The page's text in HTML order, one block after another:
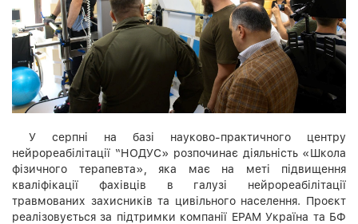
У серпні на базі науково-практичного центру
нейрореабілітації “НОДУС» розпочинає діяльність «Школа
фізичного терапевта», яка має на меті підвищення
кваліфікації фахівців в галузі нейрореабілітації
травмованих захисників та цивільного населення. Проєкт
реалізовується за підтримки компанії EPAM Україна та БФ